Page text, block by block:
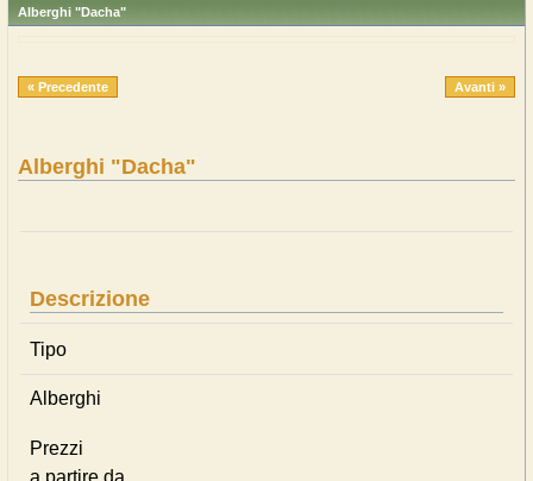
Alberghi "Dacha"
« Precedente Avanti »
Alberghi "Dacha"
Descrizione
Tipo
Alberghi
Prezzi
a partire da